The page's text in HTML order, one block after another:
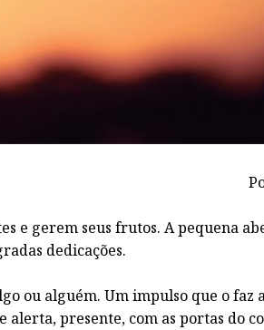
e gerem seus frutos. A pequena
dedicações.
ou alguém. Um impulso que o faz
presente, com as portas do